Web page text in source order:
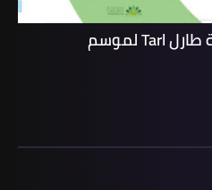
اناشيد مدارس الريادة فترة طارل Tarl لموسم